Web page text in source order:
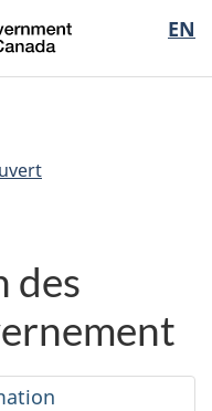
EN
of
des